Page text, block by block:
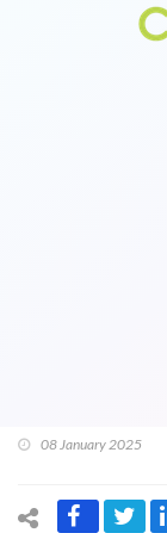
08 January 2025